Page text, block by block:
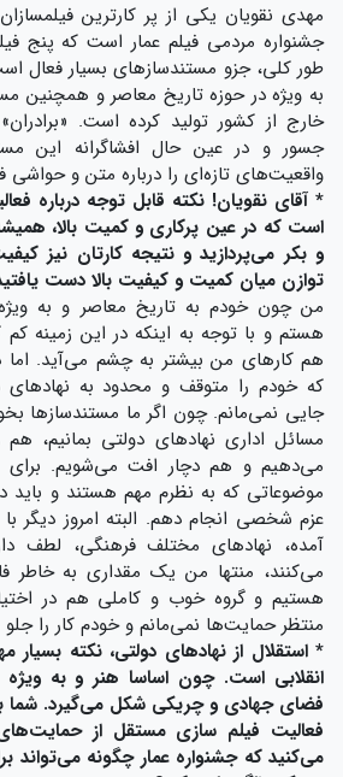
مهدی نقویان یکی از پر کارترین
جشنواره مردمی فیلم عمار است که پنج
طور کلی، جزو مستندسازهای بسیار فعال
به ویژه در حوزه تاریخ معاصر و همچنین
خارج از کشور تولید کرده است.
جسور و در عین حال افشاگرانه این
واقعیت‌های تازه‌ای را درباره متن و حواشی فتنه سال ۸۸
* آقای نقویان! نکته قابل توجه درباره
است که در عین پرکاری و کمیت بالا،
و بکر می‌پردازید و نتیجه کارتان نیز
توازن میان کمیت و کیفیت بالا دست
من چون خودم به تاریخ معاصر و به ویژه
هستم و با توجه به اینکه در این زمینه
هم کارهای من بیشتر به چشم می‌آید. اما
که خودم را متوقف و محدود به نهادهای
جایی نمی‌مانم. چون اگر ما مستندسازها
مسائل اداری نهادهای دولتی بمانیم،
می‌دهیم و هم دچار افت می‌شویم.
موضوعاتی که به نظرم مهم هستند و باید
عزم شخصی انجام دهم. البته امروز دیگر
آمده، نهادهای مختلف فرهنگی، لطف
می‌کنند، منتها من یک مقداری به خاطر
هستیم و گروه خوب و کاملی هم در
منتظر حمایت‌ها نمی‌مانم و خودم کار را
* استقلال از نهادهای دولتی، نکته
انقلابی است. چون اساسا هنر و به ویژه
فضای جهادی و چریکی شکل می‌گیرد. شما
فعالیت فیلم سازی مستقل از حمایت‌های
می‌کنید که جشنواره عمار چگونه می‌تواند